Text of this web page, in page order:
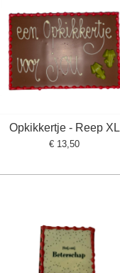
Opkikkertje - Reep XL
€ 13,50